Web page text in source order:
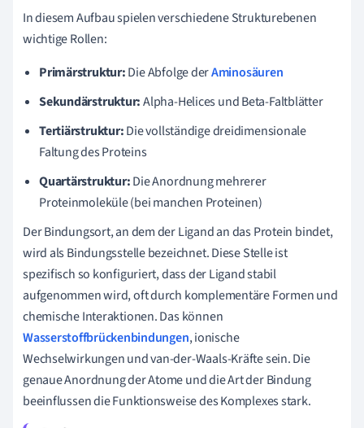
In diesem Aufbau spielen verschiedene Strukturebenen
wichtige Rollen:
Primärstruktur:Die Abfolge derAminosäuren
Sekundärstruktur:Alpha-Helices und Beta-Faltblätter
Tertiärstruktur:Die vollständige dreidimensionale
Faltung des Proteins
Quartärstruktur:Die Anordnung mehrerer
Proteinmoleküle (bei manchen Proteinen)
Der Bindungsort, an dem der Ligand an das Protein bindet,
wird als Bindungsstelle bezeichnet. Diese Stelle ist
spezifisch so konfiguriert, dass der Ligand stabil
aufgenommen wird, oft durch komplementäre Formen und
chemische Interaktionen. Das können
Wasserstoffbrückenbindungen, ionische
Wechselwirkungen und van-der-Waals-Kräfte sein. Die
genaue Anordnung der Atome und die Art der Bindung
beeinflussen die Funktionsweise des Komplexes stark.